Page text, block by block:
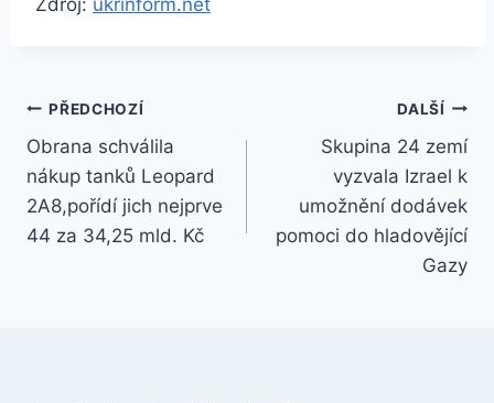
Zdroj: ukrinform.net
Navigace
pro
příspěvek
PŘEDCHOZÍ
Obrana schválila
nákup tanků Leopard
2A8,pořídí jich nejprve
44 za 34,25 mld. Kč
DALŠÍ
Skupina 24 zemí
vyzvala Izrael k
umožnění dodávek
pomoci do hladovějící
Gazy